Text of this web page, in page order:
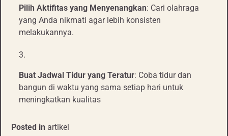
Pilih Aktifitas yang Menyenangkan: Cari olahraga
yang Anda nikmati agar lebih konsisten
melakukannya.
Buat Jadwal Tidur yang Teratur: Coba tidur dan
bangun di waktu yang sama setiap hari untuk
meningkatkan kualitas
Posted in artikel